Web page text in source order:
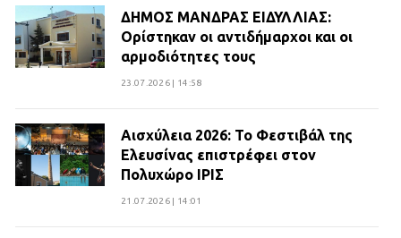
ΔΗΜΟΣ ΜΑΝΔΡΑΣ ΕΙΔΥΛΛΙΑΣ:
Ορίστηκαν οι αντιδήμαρχοι και οι
αρμοδιότητες τους
23.07.2026 | 14:58
Αισχύλεια 2026: Το Φεστιβάλ της
Ελευσίνας επιστρέφει στον
Πολυχώρο ΙΡΙΣ
21.07.2026 | 14:01